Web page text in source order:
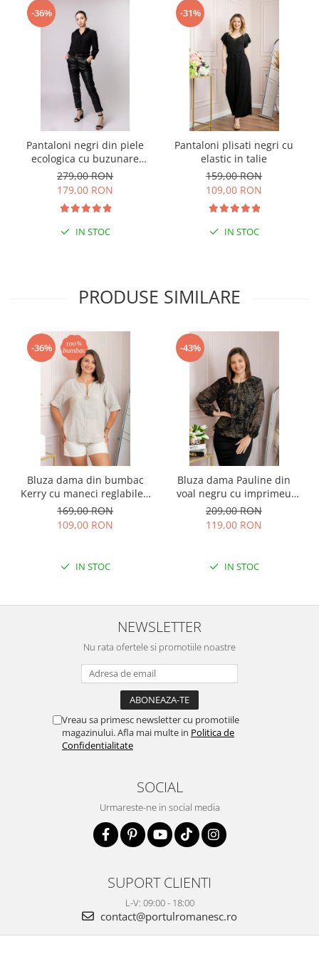
-36%
Pantaloni negri din piele
ecologica cu buzunare
functionale
279,00 RON
179,00 RON
IN STOC
-31%
Pantaloni plisati negri cu
elastic in talie
159,00 RON
109,00 RON
IN STOC
PRODUSE SIMILARE
-36%
Bluza dama din bumbac
Kerry cu maneci reglabile -
Ecru
169,00 RON
109,00 RON
IN STOC
-43%
Bluza dama Pauline din
voal negru cu imprimeu
floral auriu
209,00 RON
119,00 RON
IN STOC
NEWSLETTER
Nu rata ofertele si promotiile noastre
Vreau sa primesc newsletter cu promotiile
magazinului. Afla mai multe in Politica de
Confidentialitate
SOCIAL
Urmareste-ne in social media
SUPORT CLIENTI
L-V: 09:00 - 18:00
contact@portulromanesc.ro